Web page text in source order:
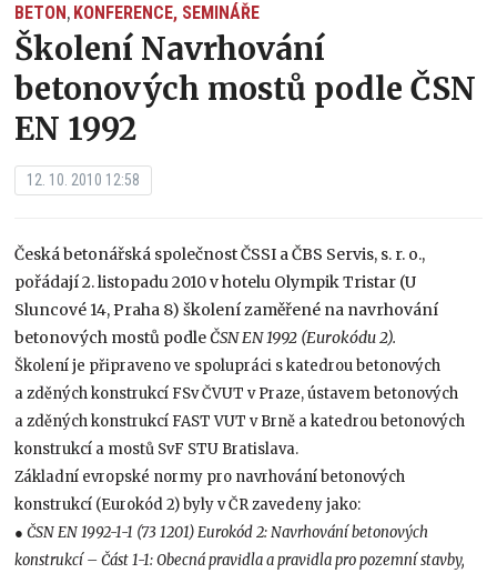
BETON, KONFERENCE, SEMINÁŘE
Školení Navrhování
betonových mostů podle ČSN
EN 1992
12. 10. 2010 12:58
Česká betonářská společnost ČSSI a ČBS Servis, s. r. o.,
pořádají 2. listopadu 2010 v hotelu Olympik Tristar (U
Sluncové 14, Praha 8) školení zaměřené na navrhování
betonových mostů podleČSN EN 1992 (Eurokódu 2).
Školení je připraveno ve spolupráci s katedrou betonových
a zděných konstrukcí FSv ČVUT v Praze, ústavem betonových
a zděných konstrukcí FAST VUT v Brně a katedrou betonových
konstrukcí a mostů SvF STU Bratislava.
Základní evropské normy pro navrhování betonových
konstrukcí (Eurokód 2) byly v ČR zavedeny jako:
● ČSN EN 1992-1-1 (73 1201) Eurokód 2: Navrhování betonových
konstrukcí – Část 1-1: Obecná pravidla a pravidla pro pozemní stavby,